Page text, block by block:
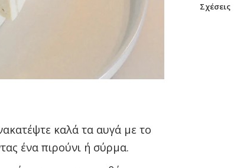
καλά τα αυγά με το
ένα πιρούνι ή σύρμα.
Σχέσεις